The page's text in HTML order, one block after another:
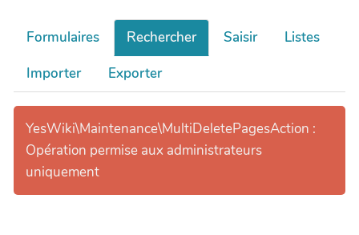
Formulaires Rechercher Saisir
Listes
Importer
Exporter
YesWiki\Maintenance\MultiDeletePagesAction :
Opération permise aux administrateurs
uniquement